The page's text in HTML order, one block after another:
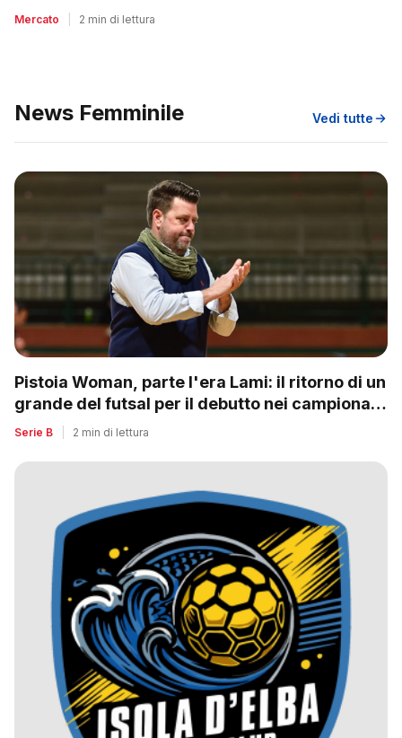
Mercato 2 min di lettura
News Femminile Vedi tutte
Pistoia Woman, parte l'era Lami: il ritorno di un
grande del futsal per il debutto nei campionati
nazionali
Serie B 2 min di lettura